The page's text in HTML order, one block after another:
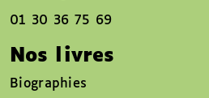
01 30 36 75 69
Nos livres
Biographies